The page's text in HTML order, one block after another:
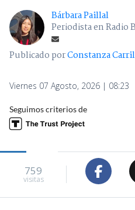
Bárbara Paillal
Periodista en Radio
Publicado porConstanza
Viernes 07 Agosto, 2026 | 08:23
Seguimos criterios de
759
visitas